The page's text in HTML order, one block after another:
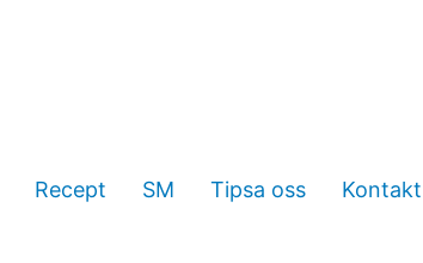
Recept SM Tipsa oss Kontakt